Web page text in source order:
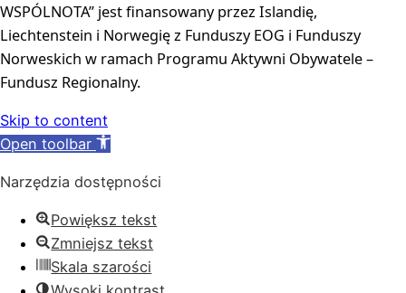
WSPÓLNOTA” jest finansowany przez Islandię,
Liechtenstein i Norwegię z Funduszy EOG i Funduszy
Norweskich w ramach Programu Aktywni Obywatele –
Fundusz Regionalny.
Skip to content
Open toolbar
Narzędzia dostępności
Powiększ tekst
Zmniejsz tekst
Skala szarości